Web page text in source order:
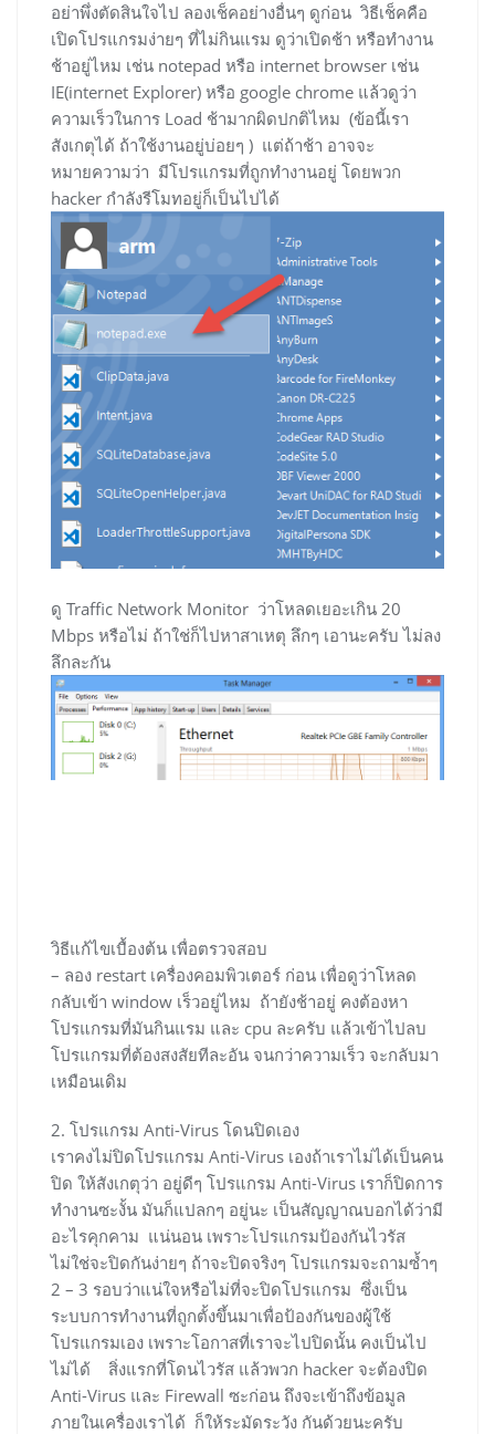
อย่าพึ่งตัดสินใจไป ลองเช็คอย่างอื่นๆ ดูก่อน วิธีเช็คคือ
เปิดโปรแกรมง่ายๆ ที่ไม่กินแรม ดูว่าเปิดช้า หรือทำงาน
ช้าอยู่ไหม เช่น notepad หรือ internet browser เช่น
IE(internet Explorer) หรือ google chrome แล้วดูว่า
ความเร็วในการ Load ช้ามากผิดปกติไหม (ข้อนี้เรา
สังเกตุได้ ถ้าใช้งานอยู่บ่อยๆ ) แต่ถ้าช้า อาจจะ
หมายความว่า มีโปรแกรมที่ถูกทำงานอยู่ โดยพวก
hacker กำลังรีโมทอยู่ก็เป็นไปได้
ดู Traffic Network Monitor ว่าโหลดเยอะเกิน 20
Mbps หรือไม่ ถ้าใช่ก็ไปหาสาเหตุ ลึกๆ เอานะครับ ไม่ลง
ลึกละกัน
วิธีแก้ไขเบื้องต้น เพื่อตรวจสอบ
– ลอง restart เครื่องคอมพิวเตอร์ ก่อน เพื่อดูว่าโหลด
กลับเข้า window เร็วอยู่ไหม ถ้ายังช้าอยู่ คงต้องหา
โปรแกรมที่มันกินแรม และ cpu ละครับ แล้วเข้าไปลบ
โปรแกรมที่ต้องสงสัยทีละอัน จนกว่าความเร็ว จะกลับมา
เหมือนเดิม
2. โปรแกรม Anti-Virus โดนปิดเอง
เราคงไม่ปิดโปรแกรม Anti-Virus เองถ้าเราไม่ได้เป็นคน
ปิด ให้สังเกตุว่า อยู่ดีๆ โปรแกรม Anti-Virus เราก็ปิดการ
ทำงานซะงั้น มันก็แปลกๆ อยู่นะ เป็นสัญญาณบอกได้ว่ามี
อะไรคุกคาม แน่นอน เพราะโปรแกรมป้องกันไวรัส
ไม่ใช่จะปิดกันง่ายๆ ถ้าจะปิดจริงๆ โปรแกรมจะถามซ้ำๆ
2 – 3 รอบว่าแน่ใจหรือไม่ที่จะปิดโปรแกรม ซึ่งเป็น
ระบบการทำงานที่ถูกตั้งขึ้นมาเพื่อป้องกันของผู้ใช้
โปรแกรมเอง เพราะโอกาสที่เราจะไปปิดนั้น คงเป็นไป
ไม่ได้ สิ่งแรกที่โดนไวรัส แล้วพวก hacker จะต้องปิด
Anti-Virus และ Firewall ซะก่อน ถึงจะเข้าถึงข้อมูล
ภายในเครื่องเราได้ ก็ให้ระมัดระวัง กันด้วยนะครับ